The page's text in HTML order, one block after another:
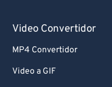
Video Convertidor
MP4 Convertidor
Video a GIF